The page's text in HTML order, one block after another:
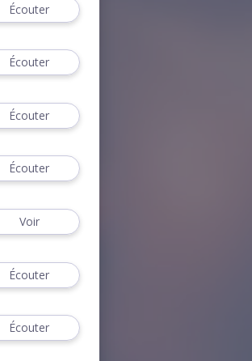
Écouter
Écouter
Écouter
Écouter
Voir
Écouter
Écouter